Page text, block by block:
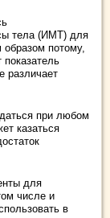
тела (ИМТ) для
образом потому,
показатель
различает
при любом
казаться
для
числе и
в